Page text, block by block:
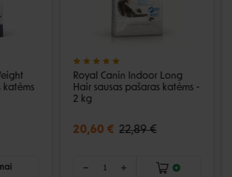
katėms
Royal Canin Indoor Long
Hair sausas pašaras katėms -
2 kg
20,60 € 22,89 €